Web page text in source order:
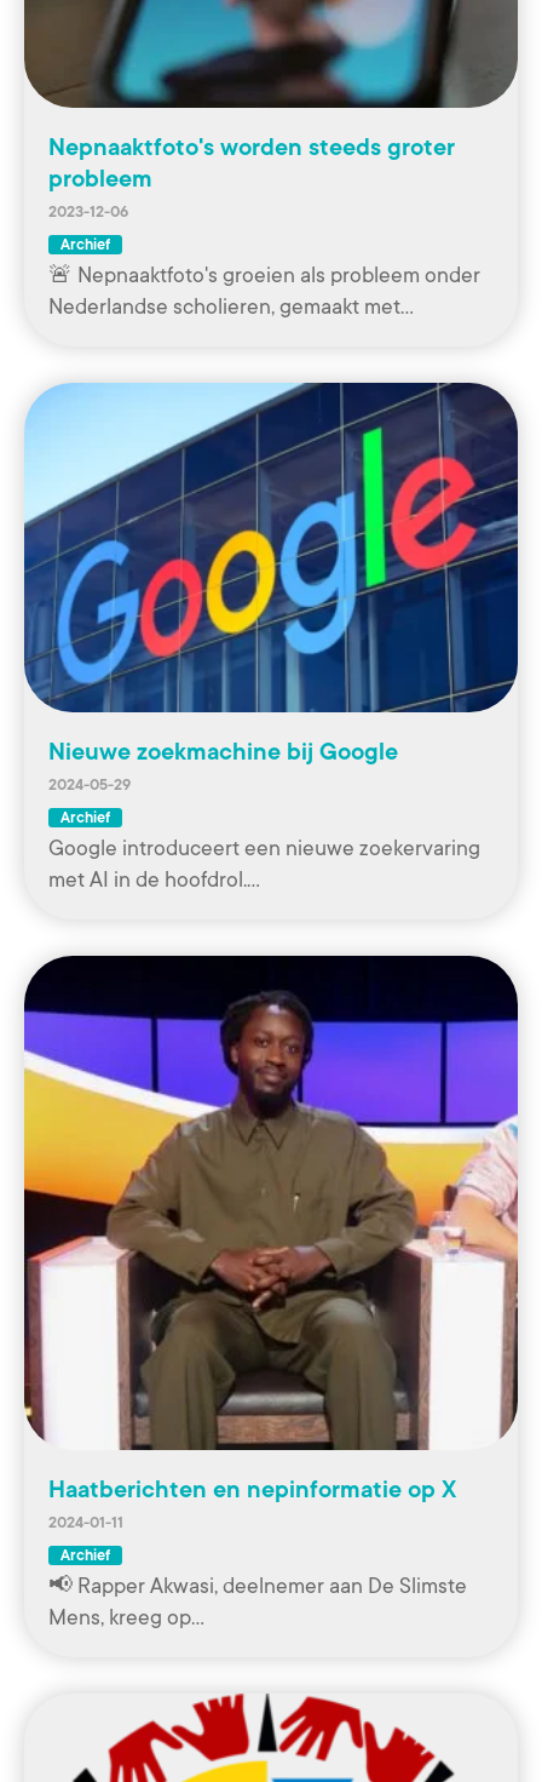
Nepnaaktfoto's worden steeds groter
probleem
2023-12-06
Archief
🚨 Nepnaaktfoto's groeien als probleem onder
Nederlandse scholieren, gemaakt met…
Nieuwe zoekmachine bij Google
2024-05-29
Archief
Google introduceert een nieuwe zoekervaring
met AI in de hoofdrol.…
Haatberichten en nepinformatie op X
2024-01-11
Archief
📢 Rapper Akwasi, deelnemer aan De Slimste
Mens, kreeg op…